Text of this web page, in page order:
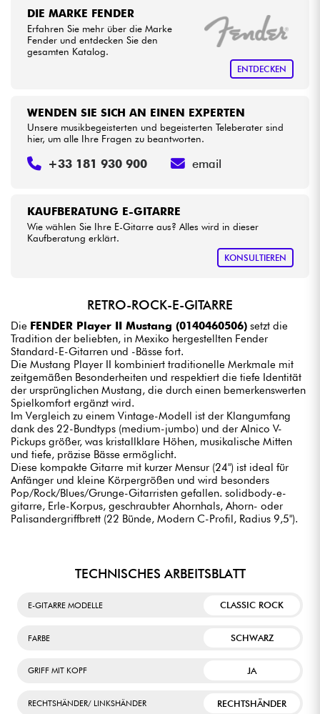
DIE MARKE FENDER
Erfahren Sie mehr über die Marke
Fender und entdecken Sie den
gesamten Katalog.
ENTDECKEN
KAUFBERATUNG E-GITARRE
Wie wählen Sie Ihre E-Gitarre aus? Alles wird in dieser
Kaufberatung erklärt.
KONSULTIEREN
WENDEN SIE SICH AN EINEN EXPERTEN
Unsere musikbegeisterten und begeisterten Teleberater sind
hier, um alle Ihre Fragen zu beantworten.
+33 181 930 900 email
RETRO-ROCK-E-GITARRE
Die FENDER Player II Mustang (0140460506) setzt die
Tradition der beliebten, in Mexiko hergestellten Fender
Standard-E-Gitarren und -Bässe fort.
Die Mustang Player II kombiniert traditionelle Merkmale mit
zeitgemäßen Besonderheiten und respektiert die tiefe Identität
der ursprünglichen Mustang, die durch einen bemerkenswerten
Spielkomfort ergänzt wird.
Im Vergleich zu einem Vintage-Modell ist der Klangumfang
dank des 22-Bundtyps (medium-jumbo) und der Alnico V-
Pickups größer, was kristallklare Höhen, musikalische Mitten
und tiefe, präzise Bässe ermöglicht.
Diese kompakte Gitarre mit kurzer Mensur (24") ist ideal für
Anfänger und kleine Körpergrößen und wird besonders
Pop/Rock/Blues/Grunge-Gitarristen gefallen. solidbody-e-
gitarre, Erle-Korpus, geschraubter Ahornhals, Ahorn- oder
Palisandergriffbrett (22 Bünde, Modern C-Profil, Radius 9,5").
TECHNISCHES ARBEITSBLATT
E-GITARRE MODELLE CLASSIC ROCK
FARBE SCHWARZ
GRIFF MIT KOPF JA
RECHTSHÄNDER/ LINKSHÄNDER RECHTSHÄNDER